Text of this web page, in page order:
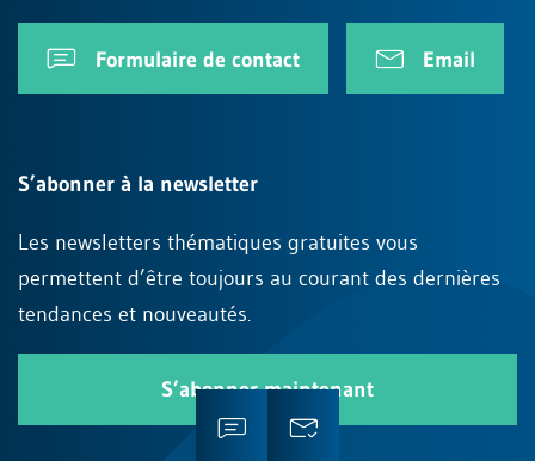
Formulaire de contact Email
S’abonner à la newsletter
Les newsletters thématiques gratuites vous
permettent d’être toujours au courant des dernières
tendances et nouveautés.
S’abonner maintenant